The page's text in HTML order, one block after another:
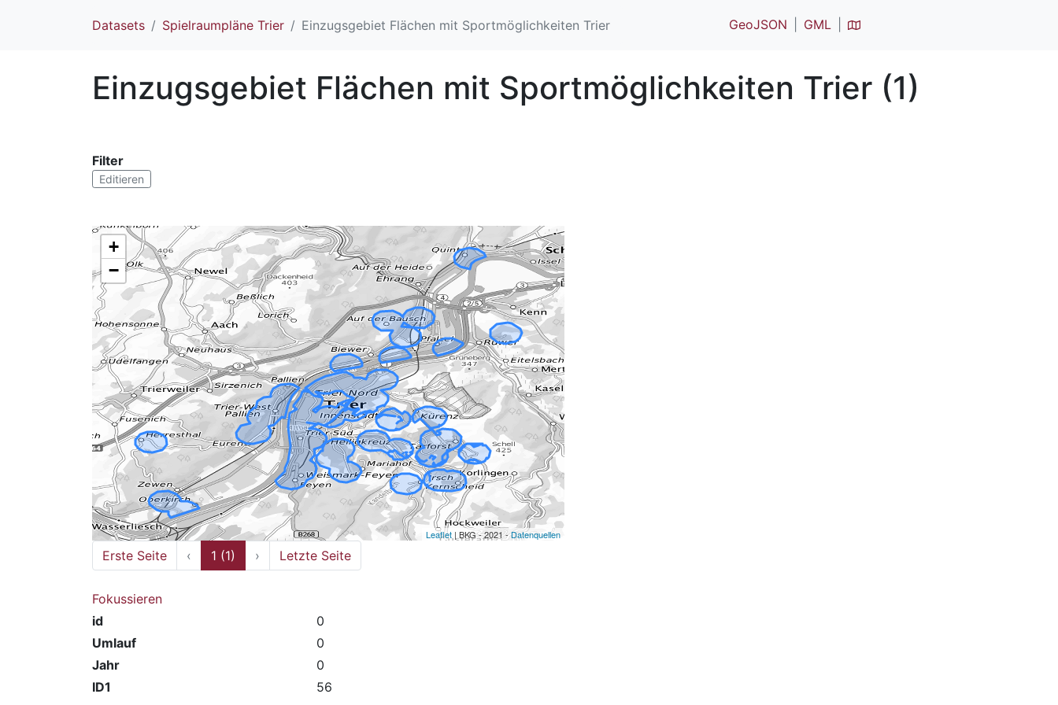
Datasets Spielraumpläne Trier Einzugsgebiet Flächen mit Sportmöglichkeiten Trier GeoJSON GML
Einzugsgebiet Flächen mit Sportmöglichkeiten Trier (1)
Filter
Editieren
+
−
Leaflet | BKG - 2021 -Datenquellen
Erste Seite ‹ 1 (1) › Letzte Seite
Fokussieren
id
0
Umlauf
0
Jahr
0
ID1
56